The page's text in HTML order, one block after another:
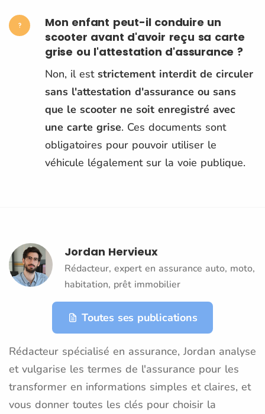
Mon enfant peut-il conduire un
scooter avant d'avoir reçu sa carte
grise ou l'attestation d'assurance ?
Non, il est strictement interdit de circuler
sans l'attestation d'assurance ou sans
que le scooter ne soit enregistré avec
une carte grise. Ces documents sont
obligatoires pour pouvoir utiliser le
véhicule légalement sur la voie publique.
Jordan Hervieux
Rédacteur, expert en assurance auto, moto,
habitation, prêt immobilier
Toutes ses publications
Rédacteur spécialisé en assurance, Jordan analyse
et vulgarise les termes de l'assurance pour les
transformer en informations simples et claires, et
vous donner toutes les clés pour choisir la